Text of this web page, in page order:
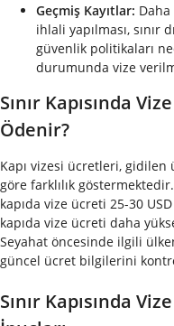
Geçmiş Kayıtlar:
ihlali yapılması, sınır
güvenlik politikaları
durumunda vize
Sınır Kapısında
Ödenir?
Kapı vizesi ücretleri, gidilen
göre farklılık
kapıda vize ücreti 25-30
kapıda vize ücreti daha
Seyahat öncesinde ilgili
güncel ücret bilgilerini
Sınır Kapısında